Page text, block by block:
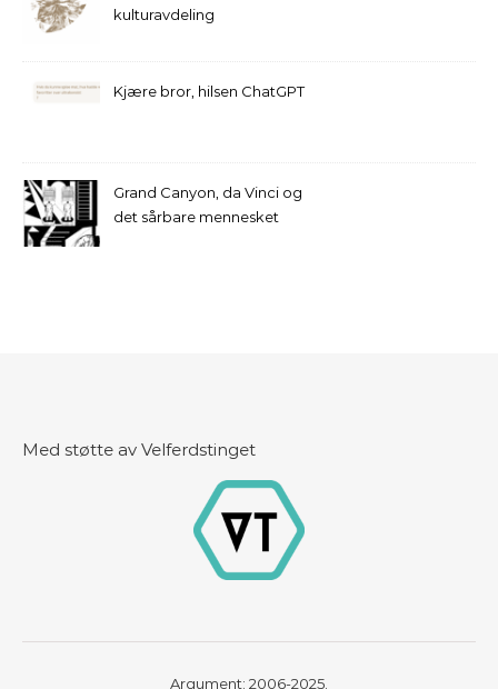
kulturavdeling
Kjære bror, hilsen ChatGPT
Grand Canyon, da Vinci og
det sårbare mennesket
Med støtte av Velferdstinget
Argument: 2006-2025.